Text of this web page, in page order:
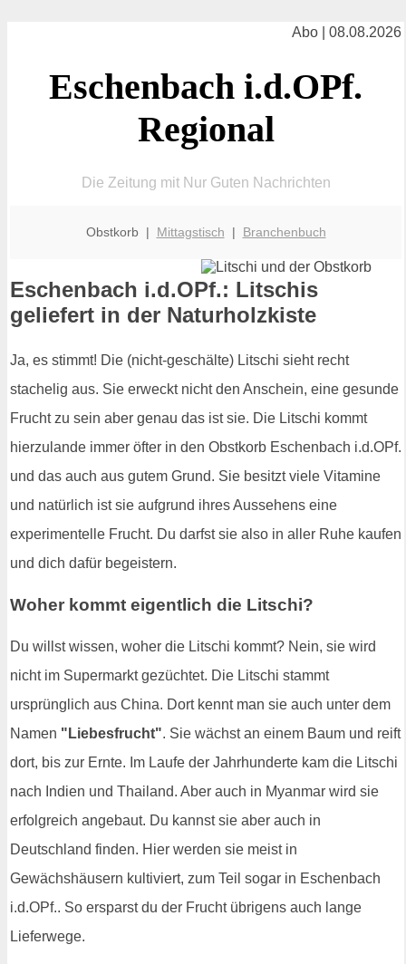
Abo | 08.08.2026
Eschenbach i.d.OPf.
Regional
Die Zeitung mit Nur Guten Nachrichten
Obstkorb | Mittagstisch | Branchenbuch
Eschenbach i.d.OPf.: Litschis
geliefert in der Naturholzkiste
Ja, es stimmt! Die (nicht-geschälte) Litschi sieht recht
stachelig aus. Sie erweckt nicht den Anschein, eine gesunde
Frucht zu sein aber genau das ist sie. Die Litschi kommt
hierzulande immer öfter in den Obstkorb Eschenbach i.d.OPf.
und das auch aus gutem Grund. Sie besitzt viele Vitamine
und natürlich ist sie aufgrund ihres Aussehens eine
experimentelle Frucht. Du darfst sie also in aller Ruhe kaufen
und dich dafür begeistern.
Woher kommt eigentlich die Litschi?
Du willst wissen, woher die Litschi kommt? Nein, sie wird
nicht im Supermarkt gezüchtet. Die Litschi stammt
ursprünglich aus China. Dort kennt man sie auch unter dem
Namen "Liebesfrucht". Sie wächst an einem Baum und reift
dort, bis zur Ernte. Im Laufe der Jahrhunderte kam die Litschi
nach Indien und Thailand. Aber auch in Myanmar wird sie
erfolgreich angebaut. Du kannst sie aber auch in
Deutschland finden. Hier werden sie meist in
Gewächshäusern kultiviert, zum Teil sogar in Eschenbach
i.d.OPf.. So ersparst du der Frucht übrigens auch lange
Lieferwege.